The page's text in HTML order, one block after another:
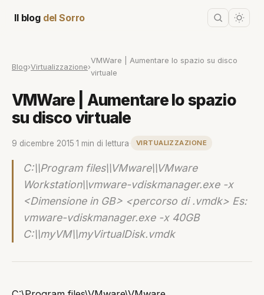
Il blog del Sorro
Blog›Virtualizzazione›
VMWare | Aumentare lo spazio su disco
virtuale
VMWare | Aumentare lo spazio
su disco virtuale
9 dicembre 2015 1 min di lettura VIRTUALIZZAZIONE
C:\\Program files\\VMware\\VMware
Workstation\\vmware-vdiskmanager.exe -x
<Dimensione in GB> <percorso di .vmdk> Es:
vmware-vdiskmanager.exe -x 40GB
C:\\myVM\\myVirtualDisk.vmdk